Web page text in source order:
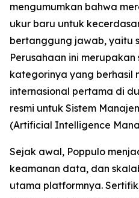
mengumumkan bahwa
ukur baru untuk
bertanggung jawab, yaitu
Perusahaan ini
kategorinya yang berhasil
internasional pertama di
resmi untuk Sistem
(Artificial Intelligence
Sejak awal, Poppulo
keamanan data, dan
utama platformnya.